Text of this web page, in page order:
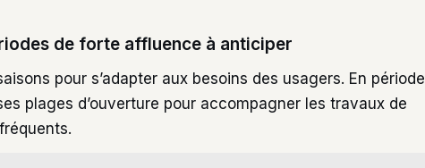
de forte affluence à anticiper
pour s’adapter aux besoins des usagers. En période
plages d’ouverture pour accompagner les travaux de